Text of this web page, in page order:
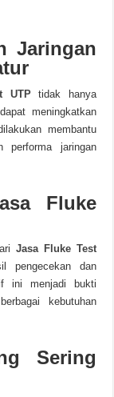
Jaringan
UTP
tidak hanya
meningkatkan
membantu
performa jaringan
Fluke
Jasa Fluke Test
pengecekan dan
ini menjadi bukti
kebutuhan
Sering